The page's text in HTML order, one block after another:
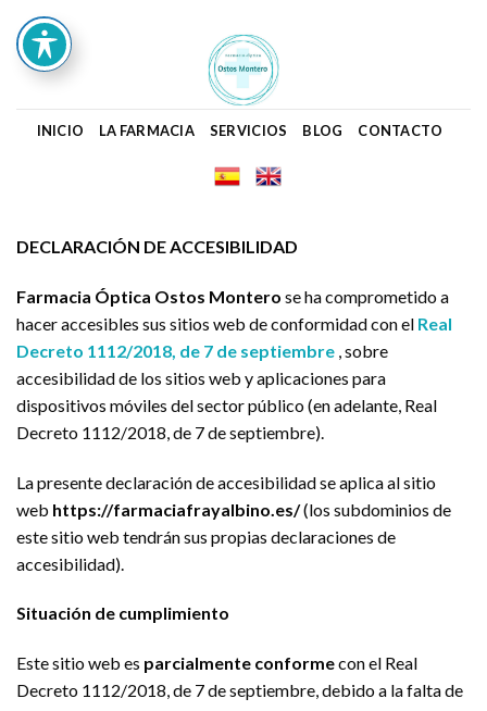
content
INICIO LA FARMACIA SERVICIOS BLOG CONTACTO
DECLARACIÓN DE ACCESIBILIDAD
Farmacia Óptica Ostos Montero se ha comprometido a
hacer accesibles sus sitios web de conformidad con el Real
Decreto 1112/2018, de 7 de septiembre , sobre
accesibilidad de los sitios web y aplicaciones para
dispositivos móviles del sector público (en adelante, Real
Decreto 1112/2018, de 7 de septiembre).
La presente declaración de accesibilidad se aplica al sitio
web https://farmaciafrayalbino.es/(los subdominios de
este sitio web tendrán sus propias declaraciones de
accesibilidad).
Situación de cumplimiento
Este sitio web es parcialmente conformecon el Real
Decreto 1112/2018, de 7 de septiembre, debido a la falta de